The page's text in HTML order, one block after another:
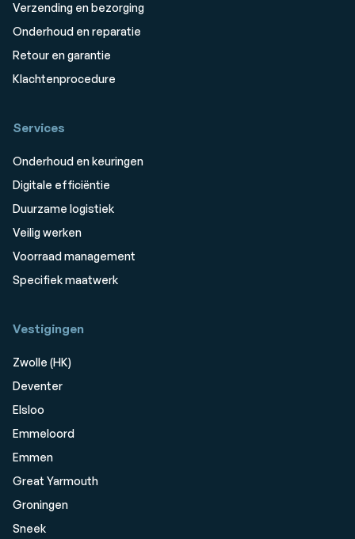
Verzending en bezorging
Onderhoud en reparatie
Retour en garantie
Klachtenprocedure
Services
Onderhoud en keuringen
Digitale efficiëntie
Duurzame logistiek
Veilig werken
Voorraad management
Specifiek maatwerk
Vestigingen
Zwolle (HK)
Deventer
Elsloo
Emmeloord
Emmen
Great Yarmouth
Groningen
Sneek